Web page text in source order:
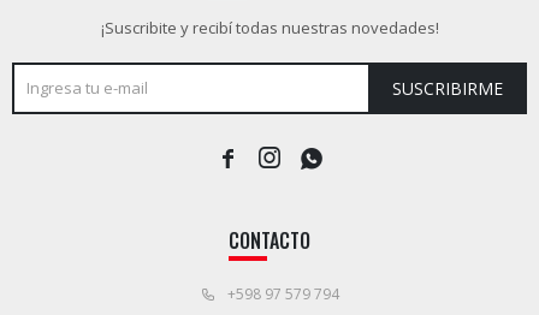
CONTACTO
+598 97 579 794
¡Suscribite y recibí todas nuestras novedades!
SUSCRIBIRME
  